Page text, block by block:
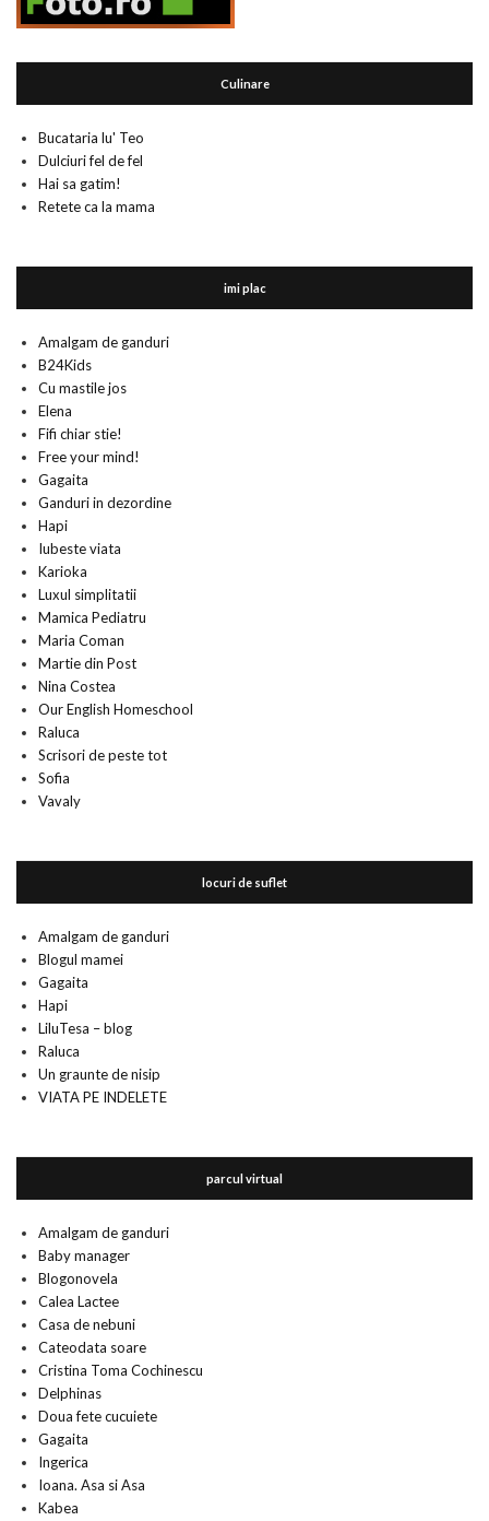
Culinare
Bucataria lu' Teo
Dulciuri fel de fel
Hai sa gatim!
Retete ca la mama
imi plac
Amalgam de ganduri
B24Kids
Cu mastile jos
Elena
Fifi chiar stie!
Free your mind!
Gagaita
Ganduri in dezordine
Hapi
Iubeste viata
Karioka
Luxul simplitatii
Mamica Pediatru
Maria Coman
Martie din Post
Nina Costea
Our English Homeschool
Raluca
Scrisori de peste tot
Sofia
Vavaly
locuri de suflet
Amalgam de ganduri
Blogul mamei
Gagaita
Hapi
LiluTesa – blog
Raluca
Un graunte de nisip
VIATA PE INDELETE
parcul virtual
Amalgam de ganduri
Baby manager
Blogonovela
Calea Lactee
Casa de nebuni
Cateodata soare
Cristina Toma Cochinescu
Delphinas
Doua fete cucuiete
Gagaita
Ingerica
Ioana. Asa si Asa
Kabea